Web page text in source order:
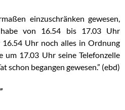
einzuschränken gewesen,
von 16.54 bis 17.03 Uhr
Uhr noch alles in Ordnung
um 17.03 Uhr seine Telefonzelle
schon begangen gewesen.” (ebd)